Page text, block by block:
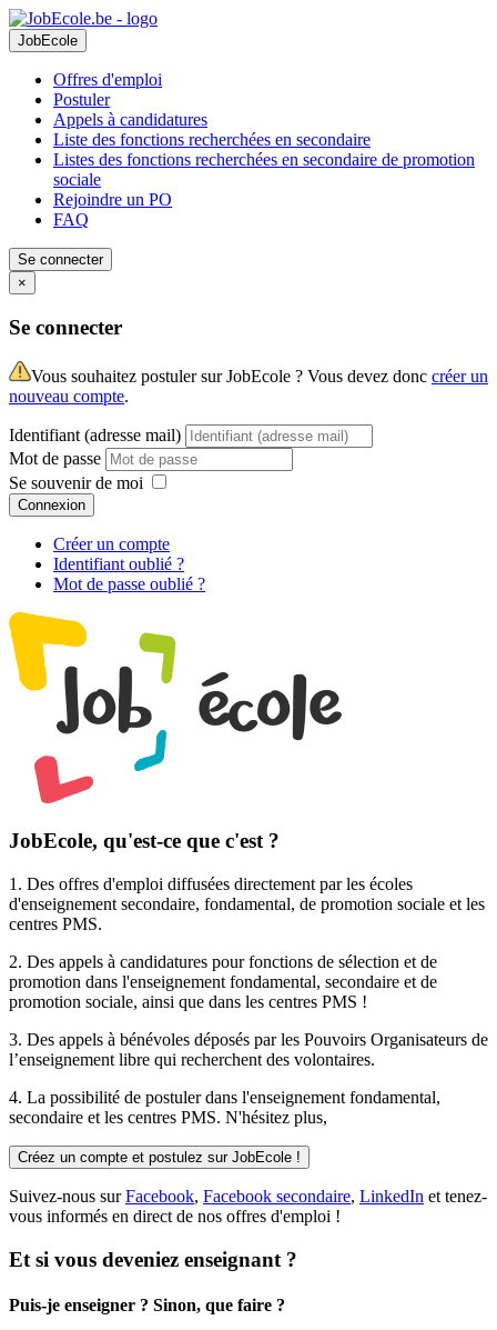
JobEcole
Offres d'emploi
Postuler
Appels à candidatures
Liste des fonctions recherchées en secondaire
Listes des fonctions recherchées en secondaire de promotion
sociale
Rejoindre un PO
FAQ
Se connecter
×
Se connecter
Vous souhaitez postuler sur JobEcole ? Vous devez donc créer un
nouveau compte.
Identifiant (adresse mail)
Mot de passe
Se souvenir de moi
Connexion
Créer un compte
Identifiant oublié ?
Mot de passe oublié ?
JobEcole, qu'est-ce que c'est ?
1. Des offres d'emploi diffusées directement par les écoles
d'enseignement secondaire, fondamental, de promotion sociale et les
centres PMS.
2. Des appels à candidatures pour fonctions de sélection et de
promotion dans l'enseignement fondamental, secondaire et de
promotion sociale, ainsi que dans les centres PMS !
3. Des appels à bénévoles déposés par les Pouvoirs Organisateurs de
l’enseignement libre qui recherchent des volontaires.
4. La possibilité de postulerdans l'enseignement fondamental,
secondaire et les centres PMS. N'hésitez plus,
Créez un compte et postulez sur JobEcole !
Suivez-nous surFacebook, Facebook secondaire, LinkedIn et tenez-
vous informés en direct de nos offres d'emploi !
Et si vous deveniez enseignant ?
Puis-je enseigner ? Sinon, que faire ?